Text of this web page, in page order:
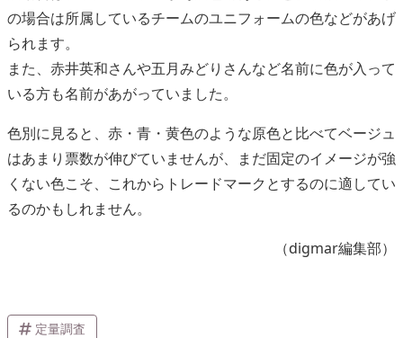
の場合は所属しているチームのユニフォームの色などがあげ
られます。
また、赤井英和さんや五月みどりさんなど名前に色が入って
いる方も名前があがっていました。
色別に見ると、赤・青・黄色のような原色と比べてベージュ
はあまり票数が伸びていませんが、まだ固定のイメージが強
くない色こそ、これからトレードマークとするのに適してい
るのかもしれません。
（digmar編集部）
定量調査